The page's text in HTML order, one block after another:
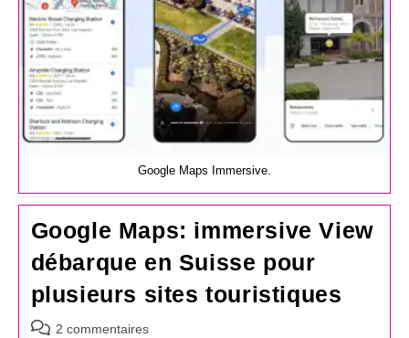
Google Maps Immersive.
Google Maps: immersive View
débarque en Suisse pour
plusieurs sites touristiques
Commentaires
2 commentaires